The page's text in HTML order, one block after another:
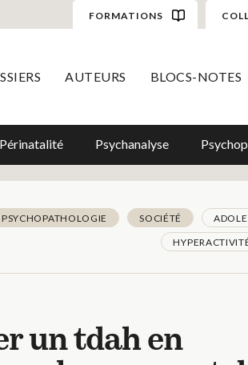
FORMATIONS
AUTEURS BLOCS-NOTES
Périnatalité Psychanalyse
PSYCHOPATHOLOGIE SOCIÉTÉ
un tdah en